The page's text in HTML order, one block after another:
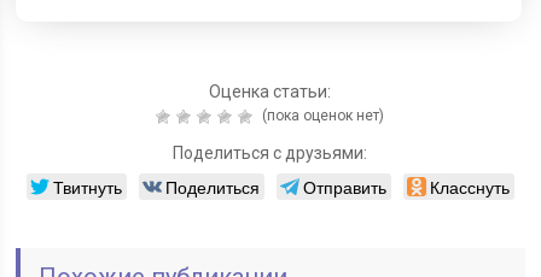
Оценка статьи:
(пока оценок нет)
Поделиться с друзьями:
Твитнуть Поделиться Отправить Класснуть